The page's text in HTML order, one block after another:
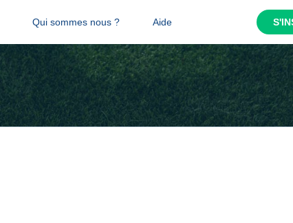
Qui sommes nous ? Aide